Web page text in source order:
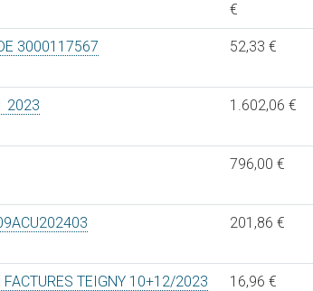
€
3000117567 52,33 €
2023 1.602,06 €
796,00 €
201,86 €
FACTURES TEIGNY 10+12/2023 16,96 €